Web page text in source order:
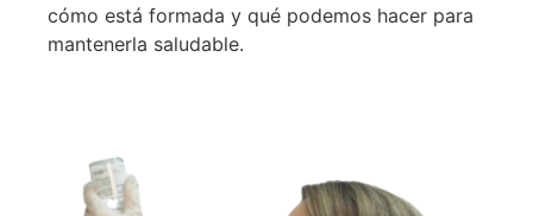
cómo está formada y qué podemos hacer para
mantenerla saludable.